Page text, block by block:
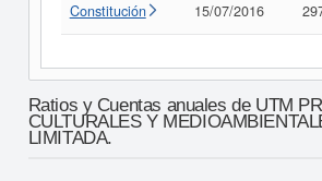
Constitución 15/07/2016
Ratios y Cuentas anuales de UTM
CULTURALES Y
LIMITADA.